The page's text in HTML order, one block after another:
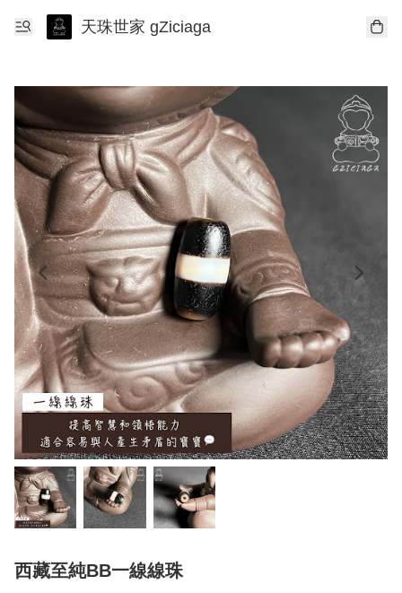
天珠世家 gZiciaga
西藏至純BB一線線珠